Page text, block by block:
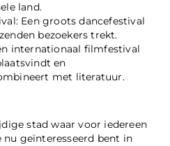
land.
Een groots dancefestival
bezoekers trekt.
internationaal filmfestival
en
met literatuur.
stad waar voor iedereen
nu geïnteresseerd bent in